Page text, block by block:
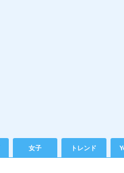
女子 トレンド